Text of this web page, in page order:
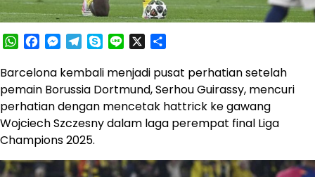
WhatsApp
Facebook
Messenger
Telegram
SkypeLine
Barcelona kembali menjadi pusat perhatian setelah
pemain Borussia Dortmund, Serhou Guirassy, mencuri
perhatian dengan mencetak hattrick ke gawang
Wojciech Szczesny dalam laga perempat final Liga
Champions 2025.